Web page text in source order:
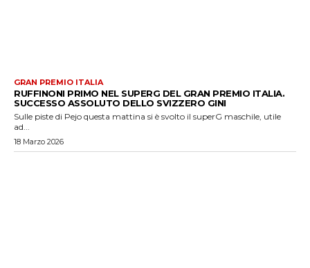
GRAN PREMIO ITALIA
RUFFINONI PRIMO NEL SUPERG DEL GRAN PREMIO ITALIA.
SUCCESSO ASSOLUTO DELLO SVIZZERO GINI
Sulle piste di Pejo questa mattina si è svolto il superG maschile, utile
ad...
18 Marzo 2026